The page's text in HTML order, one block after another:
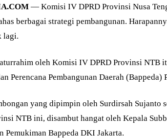
— Komisi IV DPRD Provinsi Nusa
berbagai strategi pembangunan.
lagi.
oleh Komisi IV DPRD Provinsi NTB
Perencana Pembangunan Daerah
yang dipimpin oleh Surdirsah Sujanto
NTB ini, disambut hangat oleh Kepala
Pemukiman Bappeda DKI Jakarta.